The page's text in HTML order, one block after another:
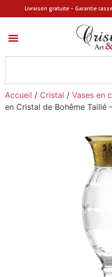
Livraison gratuite – Garantie
Accueil / Cristal / Vases en
en Cristal de Bohême Taillé